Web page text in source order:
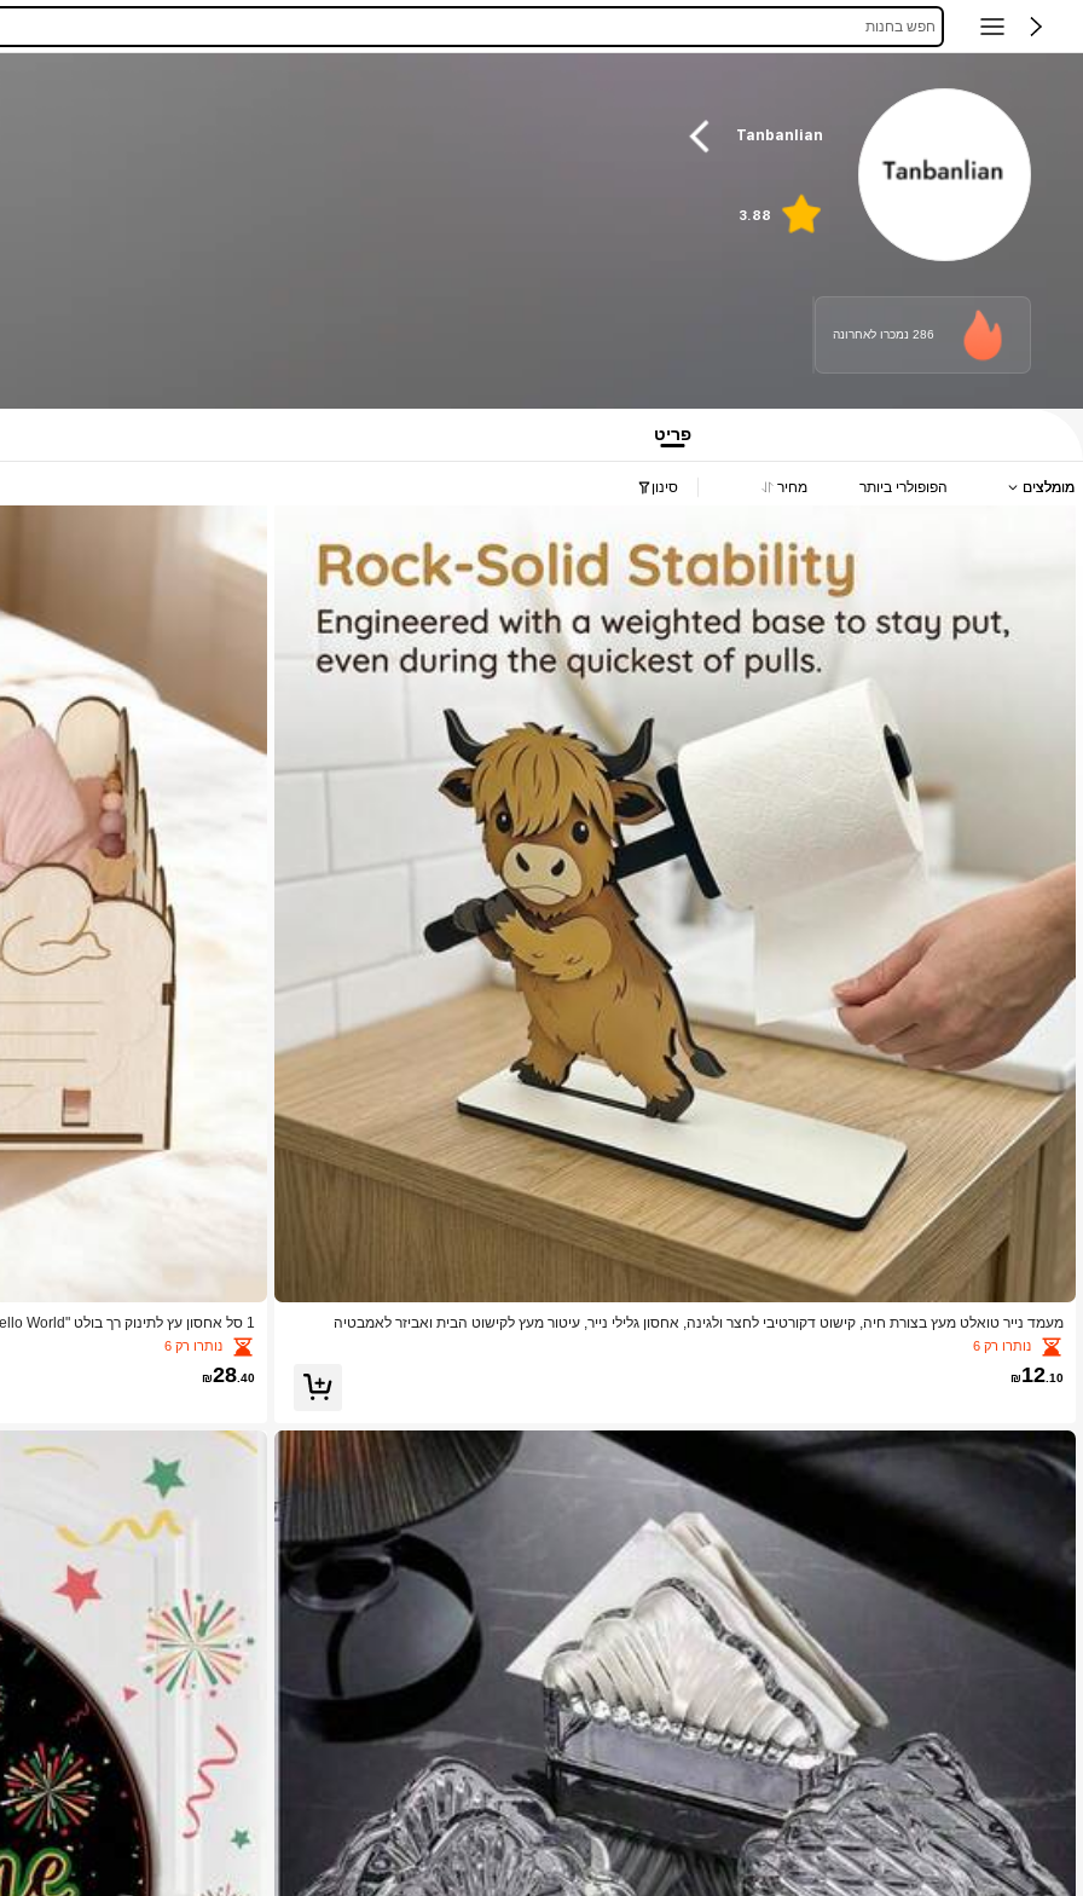
חפש בחנות
Tanbanlian
3.88
286 נמכרו לאחרונה
פריט
מומלצים הפופולרי ביותר מחיר סינון
מעמד נייר טואלט מעץ בצורת חיה, קישוט דקורטיבי לחצר ולגינה, אחסון גלילי נייר, עיטור מעץ לקישוט הבית ואביזר לאמבטיה
נותרו רק 6
₪12 .10
אבני דרך לצילום, עיצוב ענן לשינה
נותרו רק 6
₪28 .40